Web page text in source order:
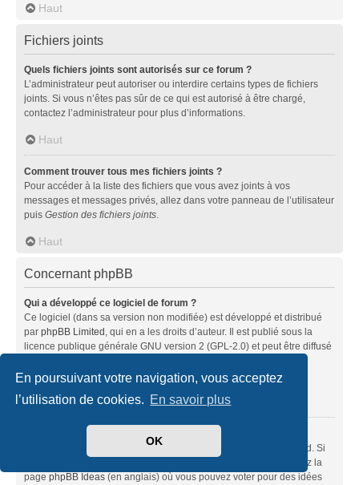
En poursuivant votre navigation, vous acceptez
l’utilisation de cookies. En savoir plus
OK
Haut
Fichiers joints
Quels fichiers joints sont autorisés sur ce forum ?
L’administrateur peut autoriser ou interdire certains types de fichiers
joints. Si vous n’êtes pas sûr de ce qui est autorisé à être chargé,
contactez l’administrateur pour plus d’informations.
Haut
Comment trouver tous mes fichiers joints ?
Pour accéder à la liste des fichiers que vous avez joints à vos
messages et messages privés, allez dans votre panneau de l’utilisateur
puis Gestion des fichiers joints.
Haut
Concernant phpBB
Qui a développé ce logiciel de forum ?
Ce logiciel (dans sa version non modifiée) est développé et distribué
par phpBB Limited, qui en a les droits d’auteur. Il est publié sous la
licence publique générale GNU version 2 (GPL-2.0) et peut être diffusé
À propos de phpBB» (en anglais).
Haut
Ce logiciel a été développé et mis sous licence par phpBB Limited. Si
vous pensez qu’une fonctionnalité nécessite d’être ajoutée, visitez la
page phpBB Ideas (en anglais) où vous pouvez voter pour des idées